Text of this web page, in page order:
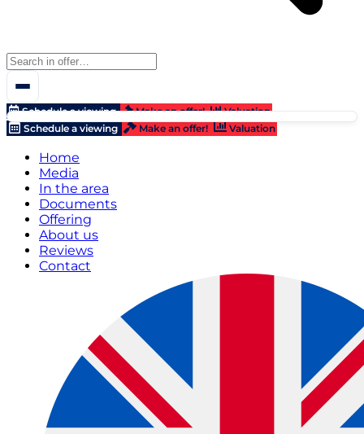
Schedule a viewing Make an offer!
Valuation
Schedule a viewing
Make an offer! Valuation
Home
Media
In the area
Documents
Offering
About us
Reviews
Contact